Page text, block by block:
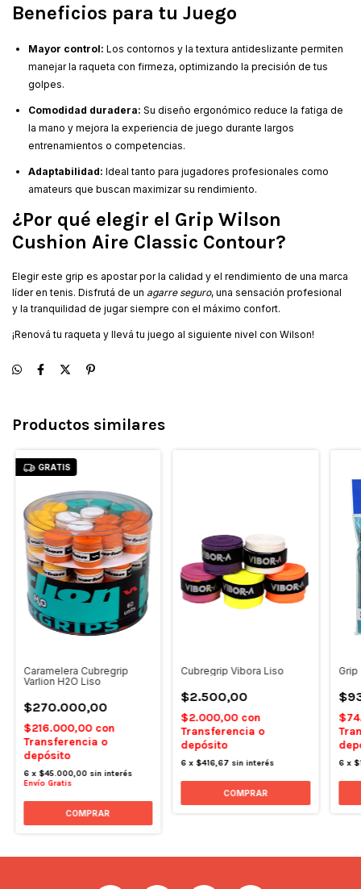
Beneficios para tu Juego
Mayor control: Los contornos y la textura antideslizante permiten
manejar la raqueta con firmeza, optimizando la precisión de tus
golpes.
Comodidad duradera: Su diseño ergonómico reduce la fatiga de
la mano y mejora la experiencia de juego durante largos
entrenamientos o competencias.
Adaptabilidad: Ideal tanto para jugadores profesionales como
amateurs que buscan maximizar su rendimiento.
¿Por qué elegir el Grip Wilson
Cushion Aire Classic Contour?
Elegir este grip es apostar por la calidad y el rendimiento de una marca
líder en tenis. Disfrutá de un agarre seguro, una sensación profesional
y la tranquilidad de jugar siempre con el máximo confort.
¡Renová tu raqueta y llevá tu juego al siguiente nivel con Wilson!
Productos similares
GRATIS
Caramelera Cubregrip
Varlion H2O Liso
$270.000,00
$216.000,00 con
Transferencia o
depósito
6 x $45.000,00 sin interés
Envío Gratis
COMPRAR
Cubregrip Vibora Liso
$2.500,00
$2.000,00 con
Transferencia o
depósito
6 x$416,67 sin interés
COMPRAR
6 x